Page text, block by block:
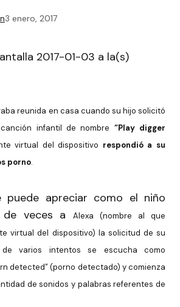
3 enero, 2017
reunida en casa cuando su hijo solicitó
infantil de nombre “Play digger
virtual del dispositivo respondió a su
porno.
puede apreciar como el niño
de veces aAlexa (nombre al que
virtual del dispositivo) la solicitud de su
de varios intentos se escucha como
detected” (porno detectado) y comienza
de sonidos y palabras referentes de